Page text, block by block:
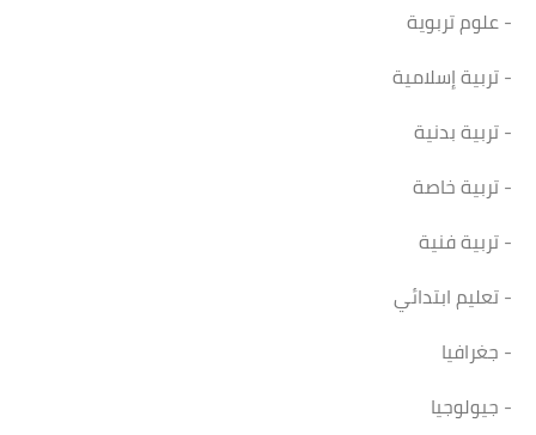
- علوم تربوية
- تربية إسلامية
- تربية بدنية
- تربية خاصة
- تربية فنية
- تعليم ابتدائي
- جغرافيا
- جيولوجيا